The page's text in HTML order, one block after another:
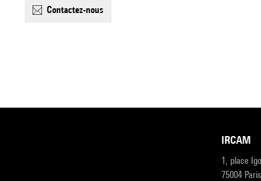
contactez-nous
IRCAM
1, place
75004 Paris